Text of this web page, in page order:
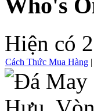
Who's
Hiện có
Cách Thức Mua Hàng |